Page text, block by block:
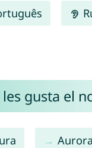
gusta el
Aurora